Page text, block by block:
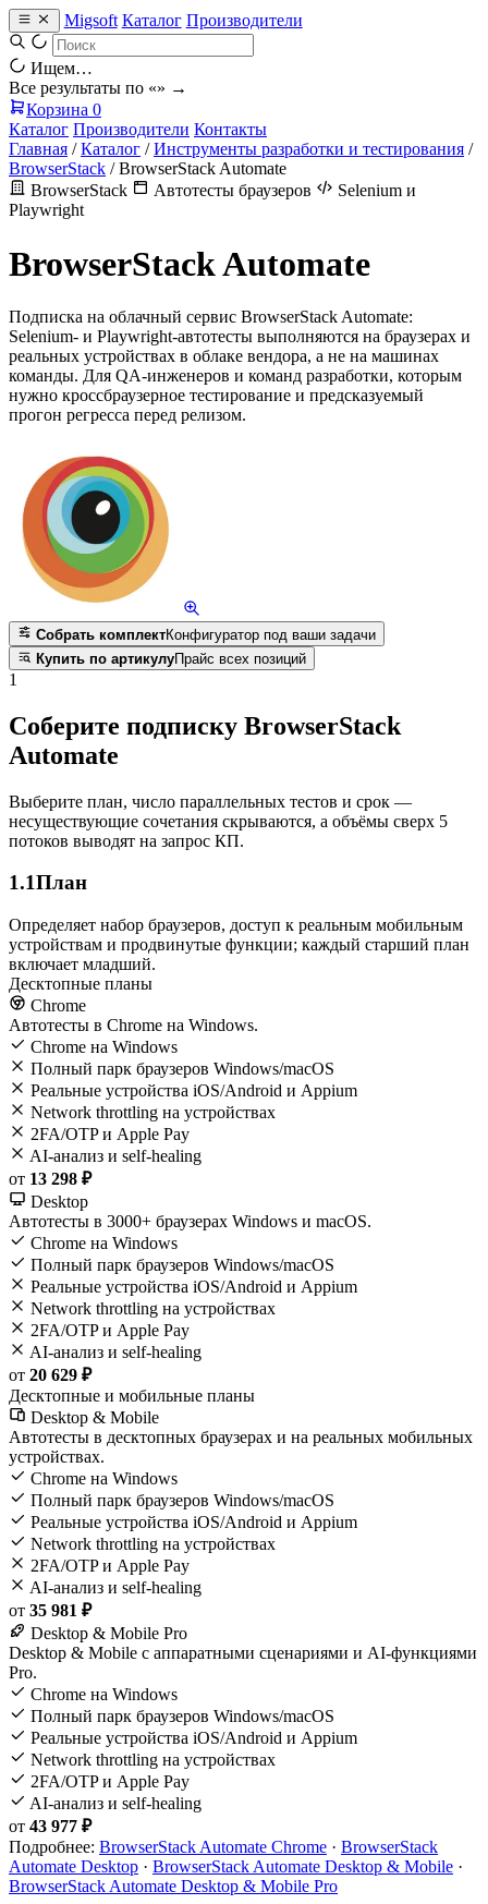
Migsoft Каталог Производители
Ищем…
Все результаты по «» →
Корзина 0
Каталог Производители Контакты
Главная / Каталог / Инструменты разработки и тестирования /
BrowserStack / BrowserStack Automate
BrowserStack
Автотесты браузеров
Selenium и
Playwright
BrowserStack Automate
Подписка на облачный сервис BrowserStack Automate:
Selenium- и Playwright-автотесты выполняются на браузерах и
реальных устройствах в облаке вендора, а не на машинах
команды. Для QA-инженеров и команд разработки, которым
нужно кроссбраузерное тестирование и предсказуемый
прогон регресса перед релизом.
Собрать комплектКонфигуратор под ваши задачи
Купить по артикулуПрайс всех позиций
1
Соберите подписку BrowserStack
Automate
Выберите план, число параллельных тестов и срок —
несуществующие сочетания скрываются, а объёмы сверх 5
потоков выводят на запрос КП.
1.1План
Определяет набор браузеров, доступ к реальным мобильным
устройствам и продвинутые функции; каждый старший план
включает младший.
Десктопные планы
Chrome
Автотесты в Chrome на Windows.
Chrome на Windows
Полный парк браузеров Windows/macOS
Реальные устройства iOS/Android и Appium
Network throttling на устройствах
2FA/OTP и Apple Pay
AI-анализ и self-healing
от 13 298 ₽
Desktop
Автотесты в 3000+ браузерах Windows и macOS.
Chrome на Windows
Полный парк браузеров Windows/macOS
Реальные устройства iOS/Android и Appium
Network throttling на устройствах
2FA/OTP и Apple Pay
AI-анализ и self-healing
от 20 629 ₽
Десктопные и мобильные планы
Desktop & Mobile
Автотесты в десктопных браузерах и на реальных мобильных
устройствах.
Chrome на Windows
Полный парк браузеров Windows/macOS
Реальные устройства iOS/Android и Appium
Network throttling на устройствах
2FA/OTP и Apple Pay
AI-анализ и self-healing
от 35 981 ₽
Desktop & Mobile Pro
Desktop & Mobile с аппаратными сценариями и AI-функциями
Pro.
Chrome на Windows
Полный парк браузеров Windows/macOS
Реальные устройства iOS/Android и Appium
Network throttling на устройствах
2FA/OTP и Apple Pay
AI-анализ и self-healing
от 43 977 ₽
Подробнее: BrowserStack Automate Chrome · BrowserStack
Automate Desktop · BrowserStack Automate Desktop & Mobile ·
BrowserStack Automate Desktop & Mobile Pro